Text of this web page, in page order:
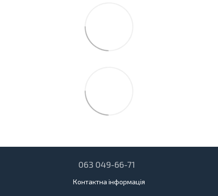
063 049-66-71
Контактна інформація